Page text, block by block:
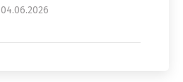
04.06.2026